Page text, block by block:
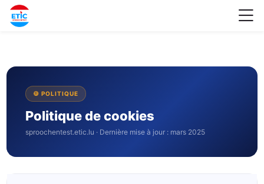
Skip to navigation
Skip to login form
Passer au contenu principal
Skip to footer
Accueil
Cookies
🍪 POLITIQUE
Politique de cookies
sproochentest.etic.lu · Dernière mise à jour : mars 2025